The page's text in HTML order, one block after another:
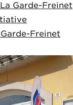
Garde-Freinet
Freinet